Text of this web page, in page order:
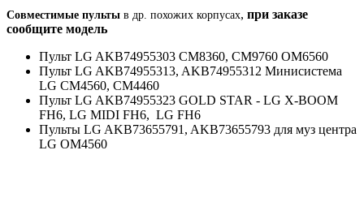
Совместимые пульты в др. похожих корпусах, при заказе
сообщите модель
Пульт LG AKB74955303 CM8360, CM9760 OM6560
Пульт LG AKB74955313, AKB74955312 Минисистема
LG CM4560, CM4460
Пульт LG AKB74955323 GOLD STAR - LG X-BOOM
FH6, LG MIDI FH6, LG FH6
Пульты LG AKB73655791, AKB73655793 для муз центра
LG OM4560